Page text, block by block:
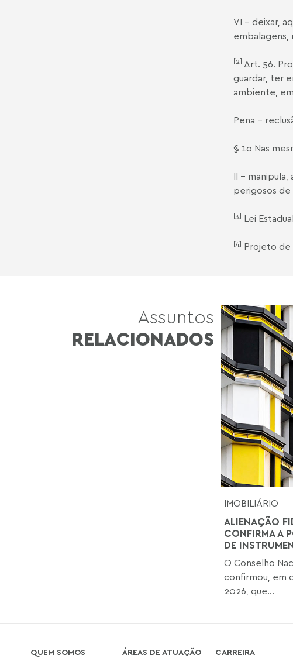
VI - deixar,
embalagens,
[2] Art. 56.
guardar, ter
ambiente,
Pena -
§ 1o Nas
II - manipula,
perigosos
[3] Lei
[4] Projeto de
Assuntos
RELACIONADOS
IMOBILIÁRIO
ALIENAÇÃO
CONFIRMA A
DE
O Conselho
confirmou, em
2026, que...
QUEM SOMOS ÁREAS DE ATUAÇÃO CARREIRA